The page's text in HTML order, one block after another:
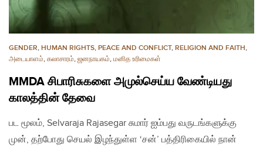
GENDER, HUMAN RIGHTS, PEACE AND CONFLICT, RELIGION AND FAITH,
அடையாளம், கலாசாரம், ஜனநாயகம், மனித உரிமைகள்
MMDA சிபாரிசுகளை அமுல்செய்ய வேண்டியது
காலத்தின் தேவை
பட மூலம், Selvaraja Rajasegar சுமார் ஐம்பது வருடங்களுக்கு
முன், தற்போது செயல் இழந்துள்ள ‘சன்’ பத்திரிகையில் நான்